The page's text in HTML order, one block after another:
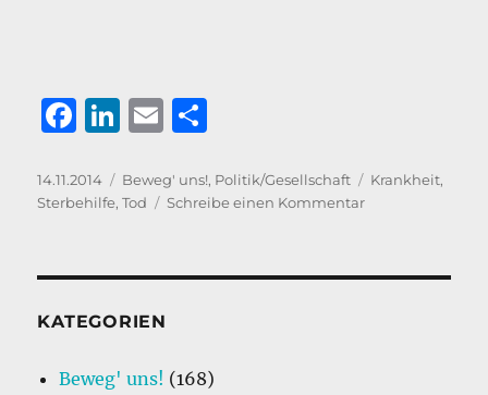
F
c
e
o
o
Li
k
e
I
n
E
ai
l
le
n
Veröffentlicht
am
14.11.2014 Kategorien
Beweg' uns!, Politik/Gesellschaft Schlagwörter
Krankheit,
Sterbehilfe,Tod Schreibe einen Kommentarzu
KATEGORIEN
Beweg' uns! (168)